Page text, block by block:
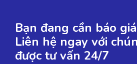
Bạn đang cần báo
Liên hệ ngay với
được tư vấn 24/7